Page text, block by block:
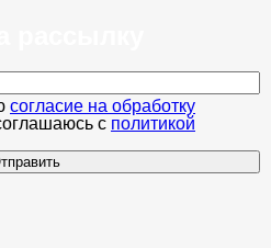
согласие на обработку
с политикой